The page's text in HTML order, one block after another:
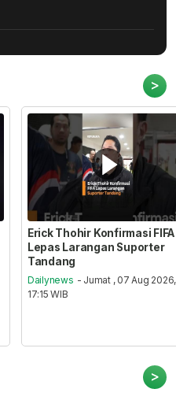
>
Erick Thohir Konfirmasi FIFA
Lepas Larangan Suporter
Tandang
Dailynews - Jumat , 07 Aug 2026,
17:15 WIB
>